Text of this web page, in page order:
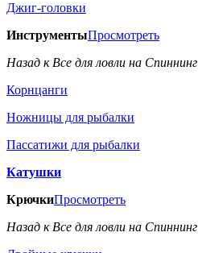
Джиг-головки
ИнструментыПросмотреть
Назад к Все для ловли на Спиннинг
Корнцанги
Ножницы для рыбалки
Пассатижи для рыбалки
Катушки
КрючкиПросмотреть
Назад к Все для ловли на Спиннинг